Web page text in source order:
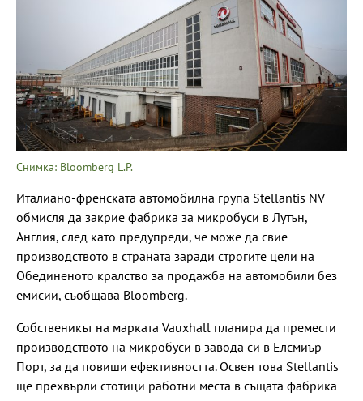
Снимка: Bloomberg L.P.
Италиано-френската автомобилна група Stellantis NV
обмисля да закрие фабрика за микробуси в Лутън,
Англия, след като предупреди, че може да свие
производството в страната заради строгите цели на
Обединеното кралство за продажба на автомобили без
емисии, съобщава Bloomberg.
Собственикът на марката Vauxhall планира да премести
производството на микробуси в завода си в Елсмиър
Порт, за да повиши ефективността. Освен това Stellantis
ще прехвърли стотици работни места в същата фабрика